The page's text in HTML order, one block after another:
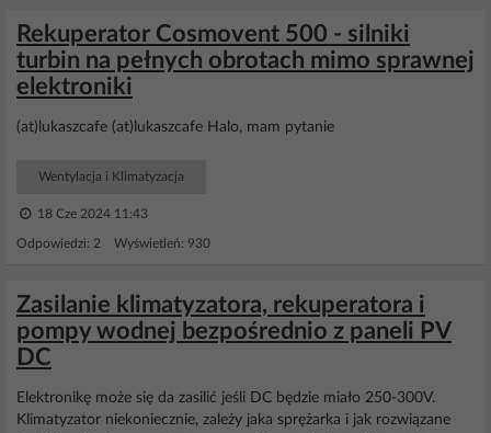
Rekuperator Cosmovent 500 - silniki
turbin na pełnych obrotach mimo sprawnej
elektroniki
(at)lukaszcafe (at)lukaszcafe Halo, mam pytanie
Wentylacja i Klimatyzacja
18 Cze 2024 11:43
Odpowiedzi: 2 Wyświetleń: 930
Zasilanie klimatyzatora, rekuperatora i
pompy wodnej bezpośrednio z paneli PV
DC
Elektronikę może się da zasilić jeśli DC będzie miało 250-300V.
Klimatyzator niekoniecznie, zależy jaka sprężarka i jak rozwiązane